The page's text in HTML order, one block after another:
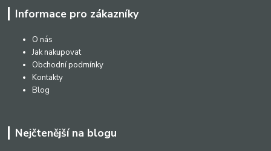
Informace pro zákazníky
O nás
Jak nakupovat
Obchodní podmínky
Kontakty
Blog
Nejčtenější na blogu